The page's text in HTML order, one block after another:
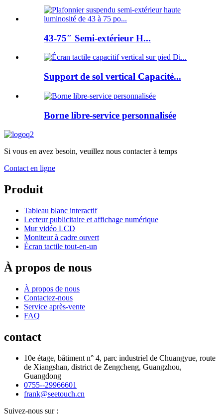
43-75″ Semi-extérieur H...
Support de sol vertical Capacité...
Borne libre-service personnalisée
Si vous en avez besoin, veuillez nous contacter à temps
Contact en ligne
Produit
Tableau blanc interactif
Lecteur publicitaire et affichage numérique
Mur vidéo LCD
Moniteur à cadre ouvert
Écran tactile tout-en-un
À propos de nous
À propos de nous
Contactez-nous
Service après-vente
FAQ
contact
10e étage, bâtiment n° 4, parc industriel de Chuangyue, route
de Xiangshan, district de Zengcheng, Guangzhou,
Guangdong
0755--29966601
frank@seetouch.cn
Suivez-nous sur :